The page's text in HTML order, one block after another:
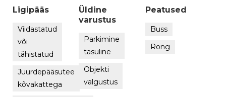
Ligipääs
Viidastatud
või
tähistatud
Juurdepääsutee
kõvakattega
Üldine
varustus
Parkimine
tasuline
Objekti
valgustus
Peatused
Buss
Rong